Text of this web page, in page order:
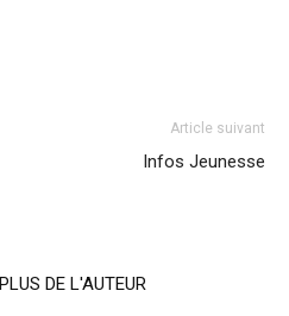
Article suivant
Infos Jeunesse
PLUS DE L'AUTEUR